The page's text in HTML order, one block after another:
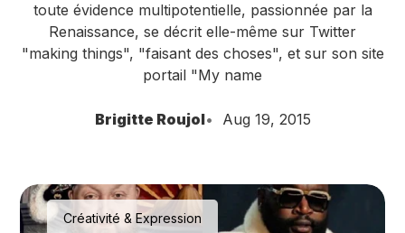
toute évidence multipotentielle, passionnée par la
Renaissance, se décrit elle-même sur Twitter
"making things", "faisant des choses", et sur son site
portail "My name
Brigitte Roujol Aug 19, 2015
Créativité & Expression